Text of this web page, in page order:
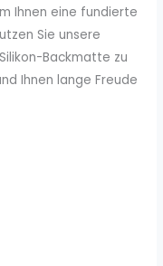
Ihnen eine fundierte
Sie unsere
Backmatte zu
Ihnen lange Freude